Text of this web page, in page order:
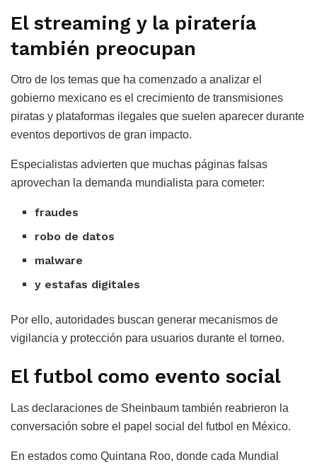
El streaming y la piratería
también preocupan
Otro de los temas que ha comenzado a analizar el
gobierno mexicano es el crecimiento de transmisiones
piratas y plataformas ilegales que suelen aparecer durante
eventos deportivos de gran impacto.
Especialistas advierten que muchas páginas falsas
aprovechan la demanda mundialista para cometer:
fraudes
robo de datos
malware
y estafas digitales
Por ello, autoridades buscan generar mecanismos de
vigilancia y protección para usuarios durante el torneo.
El futbol como evento social
Las declaraciones de Sheinbaum también reabrieron la
conversación sobre el papel social del futbol en México.
En estados como Quintana Roo, donde cada Mundial